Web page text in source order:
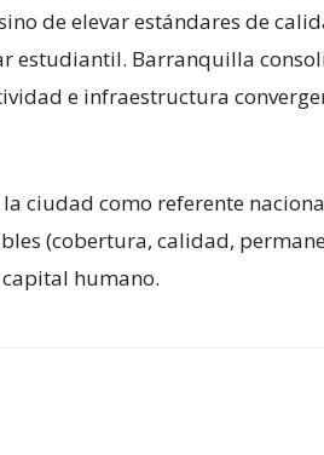
de elevar estándares de
estudiantil. Barranquilla
e infraestructura
ciudad como referente
(cobertura, calidad,
humano.